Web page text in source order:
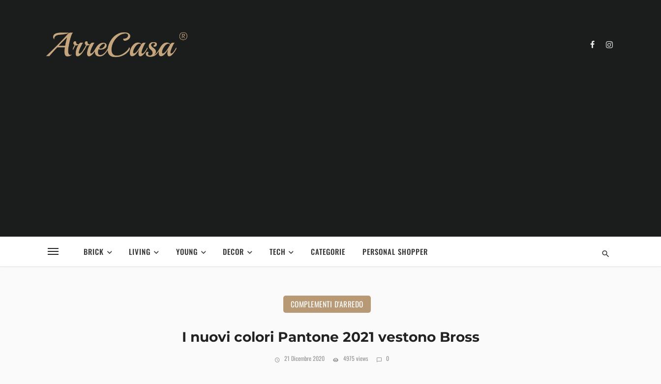
BRICK LIVING YOUNG DECOR TECH CATEGORIE PERSONAL SHOPPER
COMPLEMENTI D'ARREDO
I nuovi colori Pantone 2021 vestono Bross
21 Dicembre 2020 4975 views 0